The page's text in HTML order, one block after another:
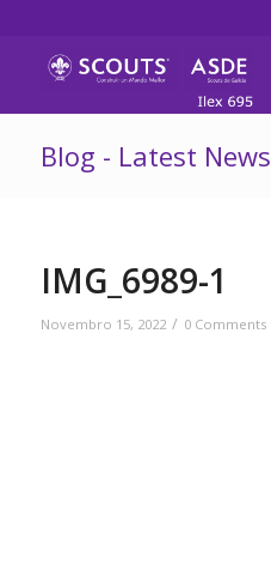
Blog - Latest News
IMG_6989-1
Novembro 15, 2022 / 0 Comments